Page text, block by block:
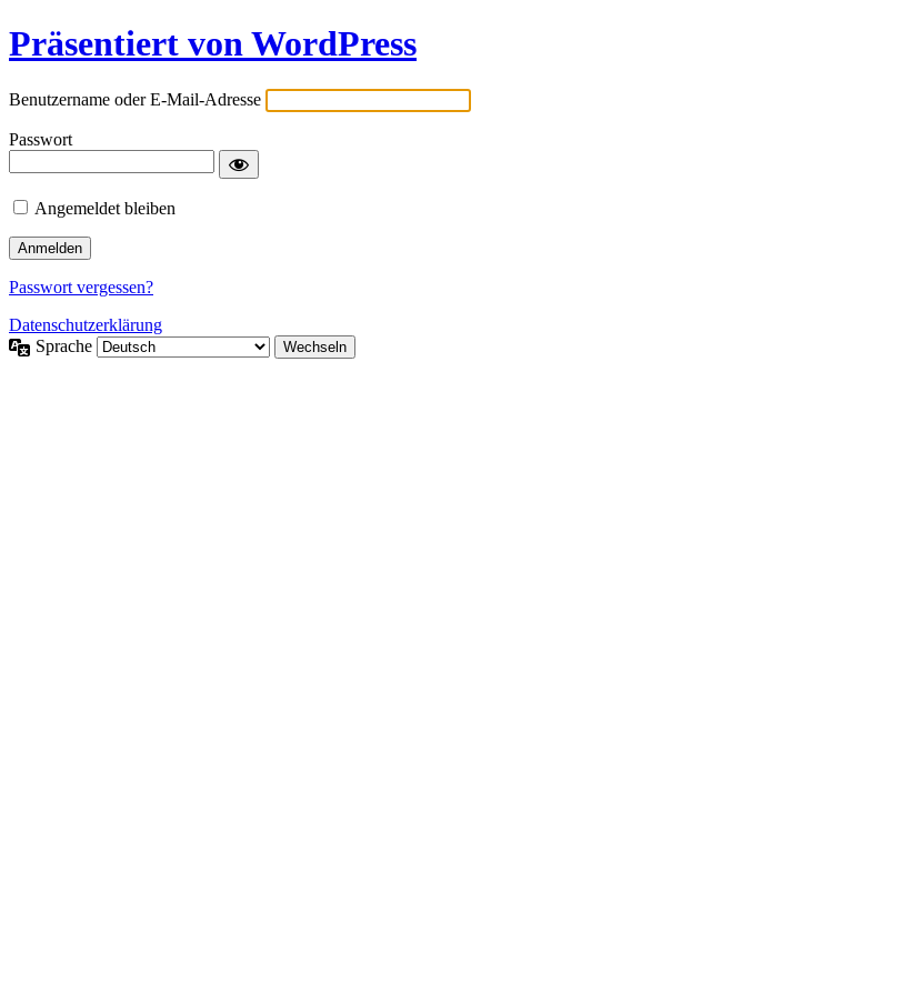
Präsentiert von WordPress
Benutzername oder E-Mail-Adresse
Passwort
Angemeldet bleiben
Passwort vergessen?
Datenschutzerklärung
Sprache